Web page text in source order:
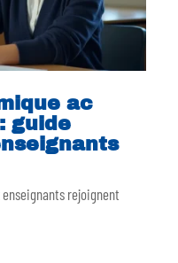
ac
guide
enseignants rejoignent